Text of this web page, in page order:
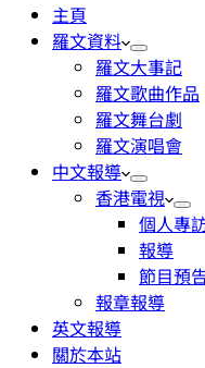
主頁
羅文資料
羅文大事記
羅文歌曲作品
羅文舞台劇
羅文演唱會
中文報導
香港電視
個人專
報導
節目預
報章報導
英文報導
關於本站